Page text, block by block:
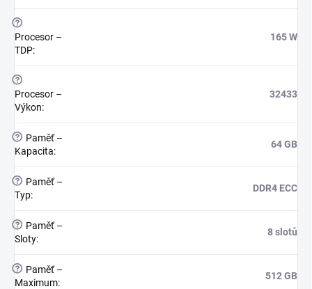
?
Procesor –
TDP:
165 W
?
Procesor –
Výkon:
32433
?
Paměť –
Kapacita:
64 GB
?
Paměť –
Typ:
DDR4 ECC
?
Paměť –
Sloty:
8 slotů
?
Paměť –
Maximum:
512 GB